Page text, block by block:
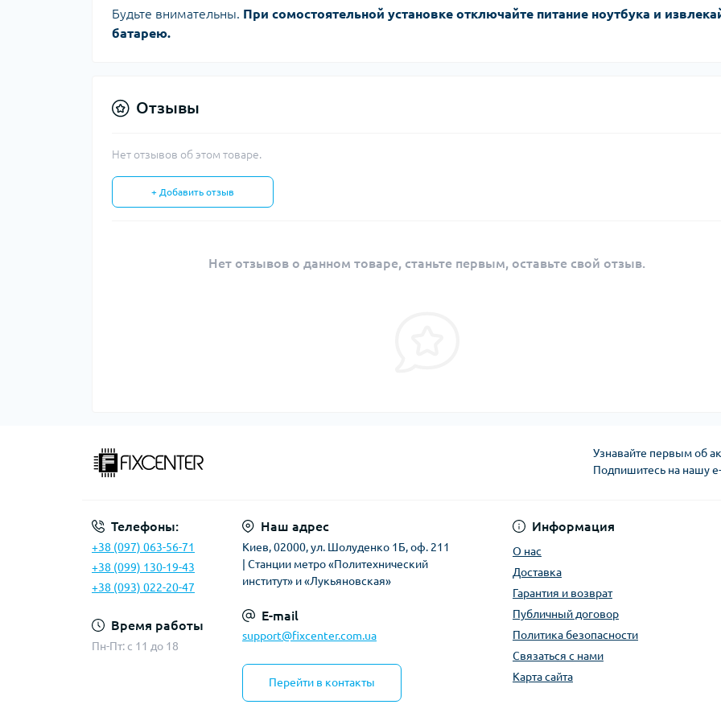
Будьте внимательны. При сомостоятельной установке отключайте питание ноутбука и
батарею.
Отзывы
Нет отзывов об этом товаре.
+ Добавить отзыв
Нет отзывов о данном товаре, станьте первым, оставьте свой отзыв.
Узнавайте первым об
Подпишитесь на нашу
Телефоны:
+38 (097) 063-56-71
+38 (099) 130-19-43
+38 (093) 022-20-47
Время работы
Пн-Пт: c 11 до 18
Наш адрес
Киев, 02000, ул. Шолуденко 1Б, оф. 211
| Станции метро «Политехнический
институт» и «Лукьяновская»
E-mail
support@fixcenter.com.ua
Перейти в контакты
Информация
О нас
Доставка
Гарантия и возврат
Публичный договор
Политика безопасности
Связаться с нами
Карта сайта